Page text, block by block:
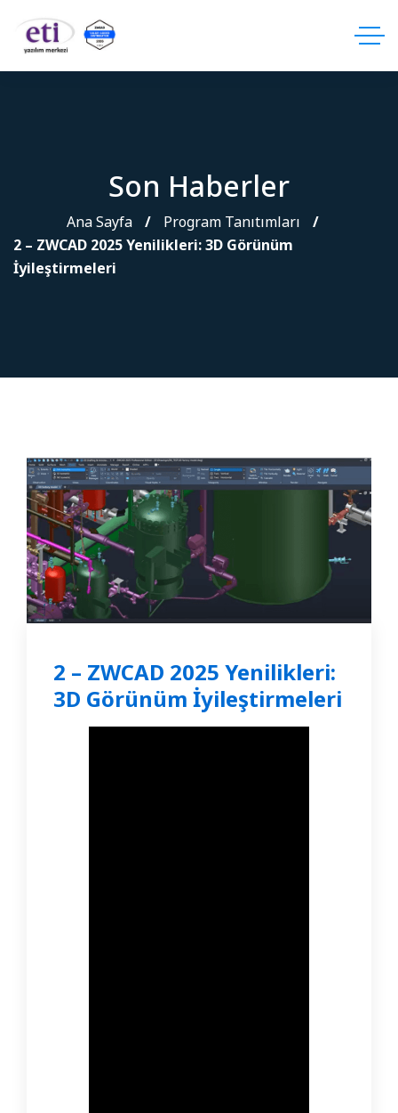
Son Haberler
Ana Sayfa
Program Tanıtımları
2 – ZWCAD 2025 Yenilikleri: 3D Görünüm
İyileştirmeleri
2 – ZWCAD 2025 Yenilikleri:
3D Görünüm İyileştirmeleri